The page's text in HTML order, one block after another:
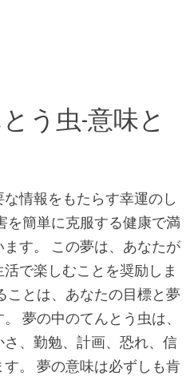
う虫-意味と
情報をもたらす幸運のし
を簡単に克服する健康で満
す。 この夢は、あなたが
で楽しむことを奨励しま
ことは、あなたの目標と夢
夢の中のてんとう虫は、
、勤勉、計画、恐れ、信
。 夢の意味は必ずしも肯